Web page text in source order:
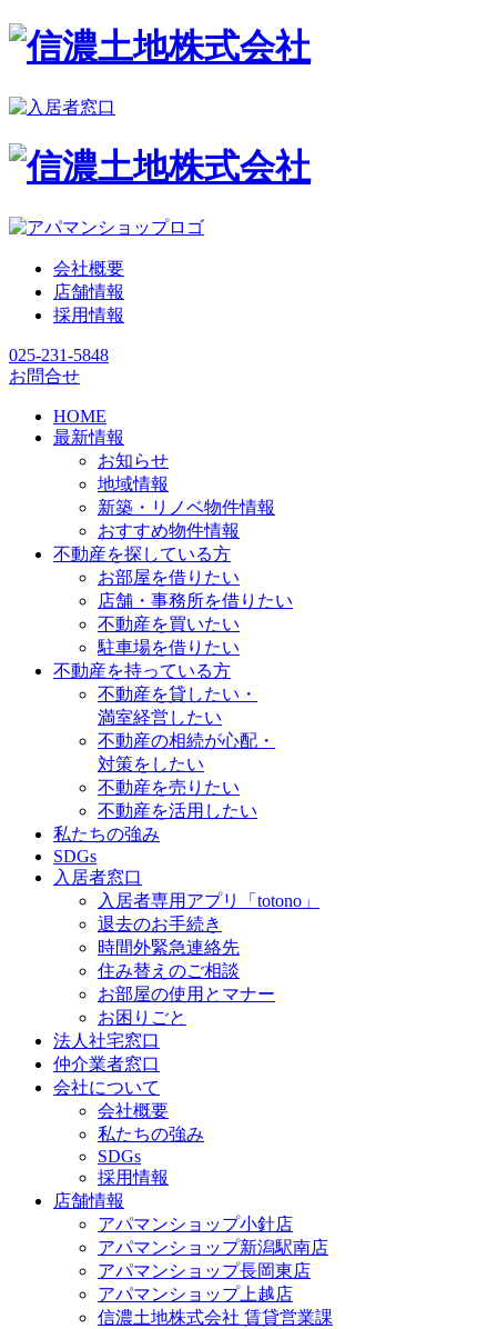
会社概要
店舗情報
採用情報
025-231-5848
お問合せ
HOME
最新情報
お知らせ
地域情報
新築・リノベ物件情報
おすすめ物件情報
不動産を探している方
お部屋を借りたい
店舗・事務所を借りたい
不動産を買いたい
駐車場を借りたい
不動産を持っている方
不動産を貸したい・
満室経営したい
不動産の相続が心配・
対策をしたい
不動産を売りたい
不動産を活用したい
私たちの強み
SDGs
入居者窓口
入居者専用アプリ「totono」
退去のお手続き
時間外緊急連絡先
住み替えのご相談
お部屋の使用とマナー
お困りごと
法人社宅窓口
仲介業者窓口
会社について
会社概要
私たちの強み
SDGs
採用情報
店舗情報
アパマンショップ小針店
アパマンショップ新潟駅南店
アパマンショップ長岡東店
アパマンショップ上越店
信濃土地株式会社 賃貸営業課